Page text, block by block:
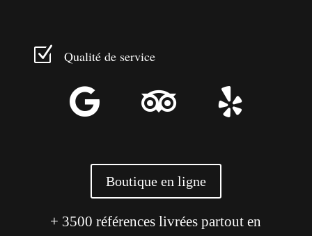
Z Qualité de service
  
Boutique en ligne
+ 3500 références livrées partout en